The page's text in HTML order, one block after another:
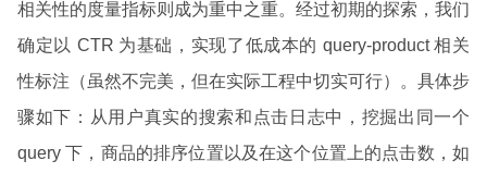
相关性的度量指标则成为重中之重。经过初期的探索，我们
确定以 CTR 为基础，实现了低成本的 query-product 相关
性标注（虽然不完美，但在实际工程中切实可行）。具体步
骤如下：从用户真实的搜索和点击日志中，挖掘出同一个
query 下，商品的排序位置以及在这个位置上的点击数，如